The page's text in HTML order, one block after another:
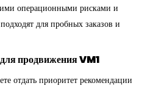
операционными рисками и
для пробных заказов и
продвижения VM1
отдать приоритет рекомендации